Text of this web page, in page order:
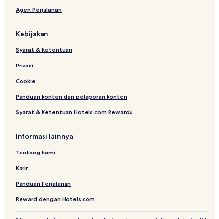
Agen Perjalanan
Kebijakan
Syarat & Ketentuan
Privasi
Cookie
Panduan konten dan pelaporan konten
Syarat & Ketentuan Hotels.com Rewards
Informasi lainnya
Tentang Kami
Karir
Panduan Perjalanan
Reward dengan Hotels.com